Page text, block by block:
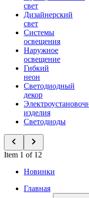
свет
Дизайнерский
свет
Системы
освещения
Наружное
освещение
Гибкий
неон
Светодиодный
декор
изделия
Светодиоды
Item 1 of 12
Новинки
Главная